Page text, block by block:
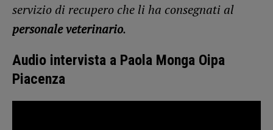
servizio di recupero che li ha consegnati al
personale veterinario.
Audio intervista a Paola Monga Oipa
Piacenza